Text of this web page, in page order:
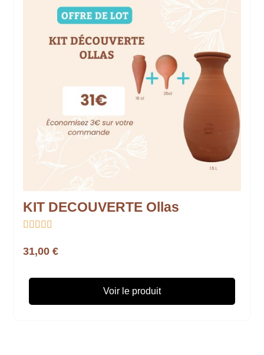
KIT DECOUVERTE Ollas
    
31,00 €
Voir le produit